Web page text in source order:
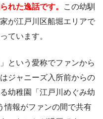
れた逸話です。
この幼馴
が江戸川区船堀エリアで
ています。
という愛称でファンから
ジャニーズ入所前からの
幼稚園「江戸川めぐみ幼
情報がファンの間で共有